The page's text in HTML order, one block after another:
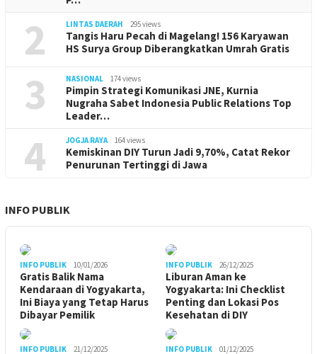
2 LINTAS DAERAH 295 views
Tangis Haru Pecah di Magelang! 156 Karyawan
HS Surya Group Diberangkatkan Umrah Gratis
3 NASIONAL 174 views
Pimpin Strategi Komunikasi JNE, Kurnia
Nugraha Sabet Indonesia Public Relations Top
Leader…
4 JOGJA RAYA 164 views
Kemiskinan DIY Turun Jadi 9,70%, Catat Rekor
Penurunan Tertinggi di Jawa
INFO PUBLIK
INFO PUBLIK 10/01/2026
Gratis Balik Nama
Kendaraan di Yogyakarta,
Ini Biaya yang Tetap Harus
Dibayar Pemilik
INFO PUBLIK 26/12/2025
Liburan Aman ke
Yogyakarta: Ini Checklist
Penting dan Lokasi Pos
Kesehatan di DIY
INFO PUBLIK 21/12/2025 INFO PUBLIK 01/12/2025